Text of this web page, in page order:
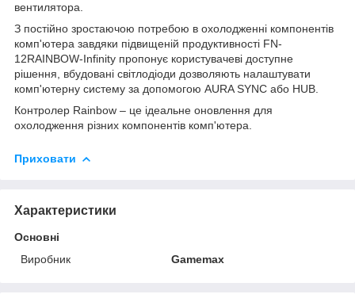
вентилятора.
З постійно зростаючою потребою в охолодженні компонентів
комп'ютера завдяки підвищеній продуктивності FN-
12RAINBOW-Infinity пропонує користувачеві доступне
рішення, вбудовані світлодіоди дозволяють налаштувати
комп'ютерну систему за допомогою AURA SYNC або HUB.
Контролер Rainbow – це ідеальне оновлення для
охолодження різних компонентів комп'ютера.
Приховати
Характеристики
Основні
Виробник
Gamemax